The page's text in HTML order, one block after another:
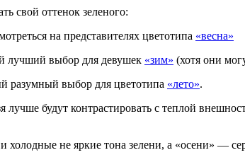
свой оттенок зеленого:
на представителях цветотипа «весна»
лучший выбор для девушек «зим» (хотя они
разумный выбор для цветотипа «лето».
лучше будут контрастировать с теплой
холодные не яркие тона зелени, а «осени» —